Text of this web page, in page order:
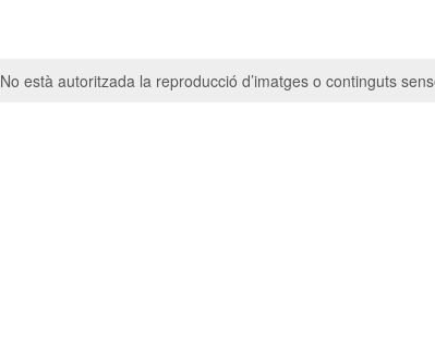
No està autoritzada la reproducció d’imatges o continguts